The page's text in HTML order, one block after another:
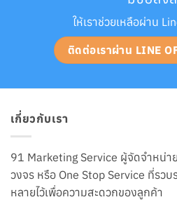
ให้เราช่วยเหลือผ่าน
ติดต่อเราผ่าน LINE
เกี่ยวกับเรา
91 Marketing Service ผู้จัดจำหน่า
วงจร หรือ One Stop Service ที่ร
หลายไว้เพื่อความสะดวกของลูกค้า